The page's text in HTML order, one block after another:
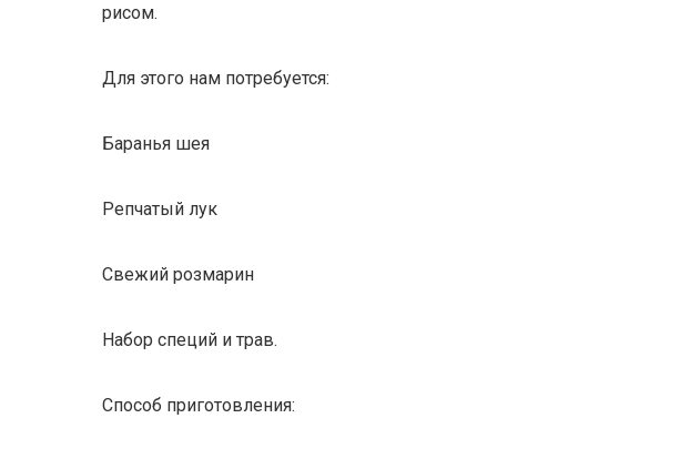
рисом.
Для этого нам потребуется:
Баранья шея
Репчатый лук
Свежий розмарин
Набор специй и трав.
Способ приготовления: